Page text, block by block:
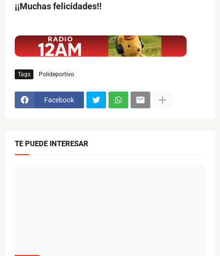
¡¡Muchas felicidades!!
Tags Polideportivo
Facebook
TE PUEDE INTERESAR